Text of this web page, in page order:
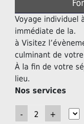
Voyage individuel
immédiate de la.
à Visitez
culminant de
À la fin de votre
lieu.
Nos services